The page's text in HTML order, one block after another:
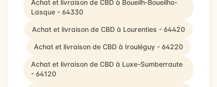
Achat et livraison de CBD à Boueilh-Boueilho-
Lasque - 64330
Achat et livraison de CBD à Lourenties - 64420
Achat et livraison de CBD à Irouléguy - 64220
Achat et livraison de CBD à Luxe-Sumberraute
- 64120